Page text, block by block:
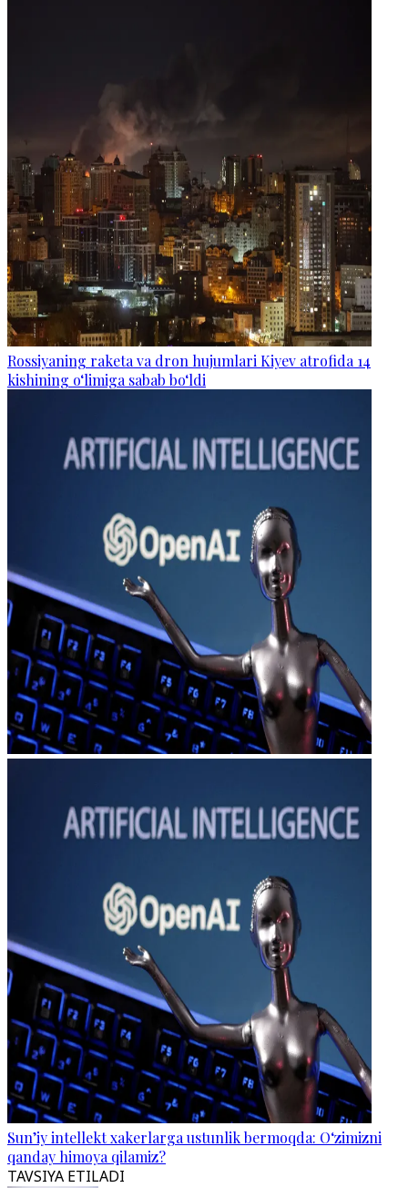
Rossiyaning raketa va dron hujumlari Kiyev atrofida 14
kishining o‘limiga sabab bo‘ldi
Sun’iy intellekt xakerlarga ustunlik bermoqda: O‘zimizni
qanday himoya qilamiz?
TAVSIYA ETILADI